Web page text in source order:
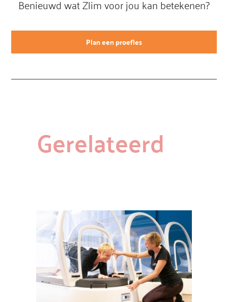
Benieuwd wat Zlim voor jou kan betekenen?
Plan een proefles
Gerelateerd